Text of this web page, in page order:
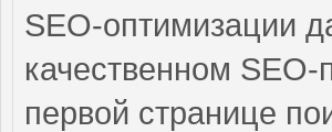
SEO-оптимизации
качественном
первой странице